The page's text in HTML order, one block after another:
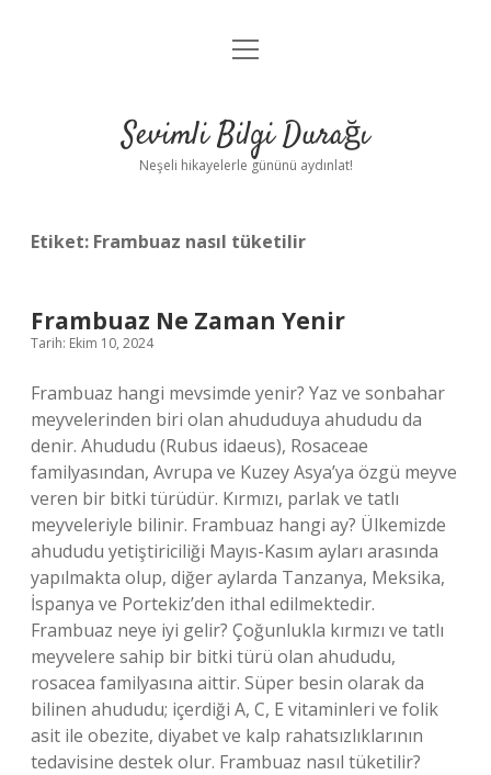
Anasayfa
Yasal Uyarı
menüyü
Sevimli Bilgi Durağı
Neşeli hikayelerle gününü aydınlat!
Etiket: Frambuaz nasıl tüketilir
Frambuaz Ne Zaman Yenir
Tarih: Ekim 10, 2024
Frambuaz hangi mevsimde yenir? Yaz ve sonbahar
meyvelerinden biri olan ahududuya ahududu da
denir. Ahududu (Rubus idaeus), Rosaceae
familyasından, Avrupa ve Kuzey Asya’ya özgü meyve
veren bir bitki türüdür. Kırmızı, parlak ve tatlı
meyveleriyle bilinir. Frambuaz hangi ay? Ülkemizde
ahududu yetiştiriciliği Mayıs-Kasım ayları arasında
yapılmakta olup, diğer aylarda Tanzanya, Meksika,
İspanya ve Portekiz’den ithal edilmektedir.
Frambuaz neye iyi gelir? Çoğunlukla kırmızı ve tatlı
meyvelere sahip bir bitki türü olan ahududu,
rosacea familyasına aittir. Süper besin olarak da
bilinen ahududu; içerdiği A, C, E vitaminleri ve folik
asit ile obezite, diyabet ve kalp rahatsızlıklarının
tedavisine destek olur. Frambuaz nasıl tüketilir?